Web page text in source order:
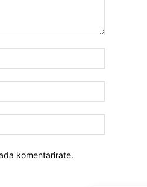
komentarirate.